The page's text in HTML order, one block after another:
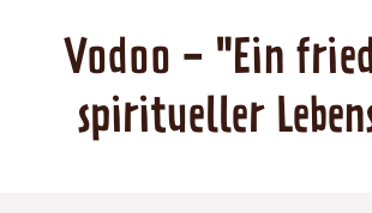
Vodoo - "Ein
spiritueller